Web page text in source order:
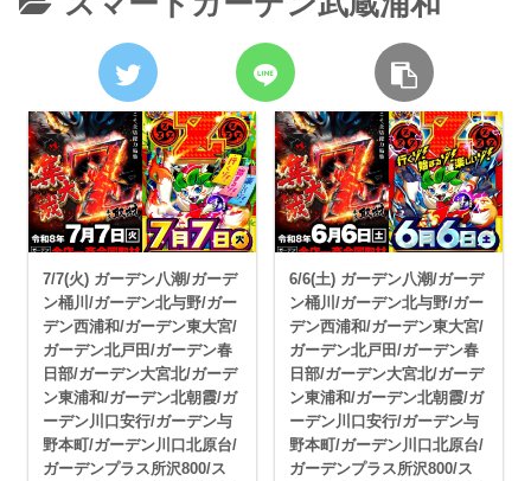
7/7(火) ガーデン八潮/ガーデ
ン桶川/ガーデン北与野/ガー
デン西浦和/ガーデン東大宮/
ガーデン北戸田/ガーデン春
日部/ガーデン大宮北/ガーデ
ン東浦和/ガーデン北朝霞/ガ
ーデン川口安行/ガーデン与
野本町/ガーデン川口北原台/
ガーデンプラス所沢800/ス
6/6(土) ガーデン八潮/ガーデ
ン桶川/ガーデン北与野/ガー
デン西浦和/ガーデン東大宮/
ガーデン北戸田/ガーデン春
日部/ガーデン大宮北/ガーデ
ン東浦和/ガーデン北朝霞/ガ
ーデン川口安行/ガーデン与
野本町/ガーデン川口北原台/
ガーデンプラス所沢800/ス